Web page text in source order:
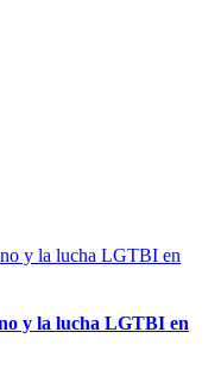
y la lucha LGTBI en